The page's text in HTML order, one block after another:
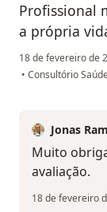
Profissional
a própria
18 de fevereiro de
• Consultório
Jonas
Muito
avaliação.
18 de fevereiro